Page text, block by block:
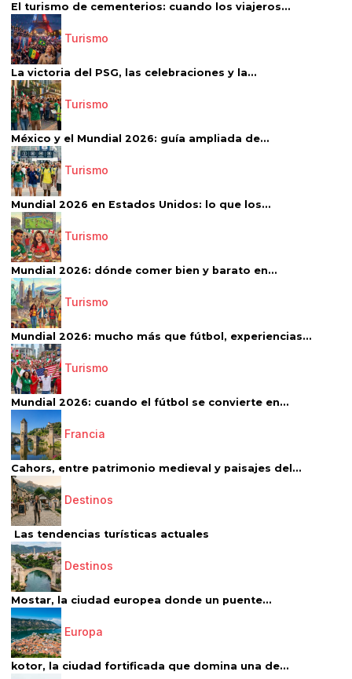
El turismo de cementerios: cuando los viajeros...
Turismo
La victoria del PSG, las celebraciones y la...
Turismo
México y el Mundial 2026: guía ampliada de...
Turismo
Mundial 2026 en Estados Unidos: lo que los...
Turismo
Mundial 2026: dónde comer bien y barato en...
Turismo
Mundial 2026: mucho más que fútbol, experiencias...
Turismo
Mundial 2026: cuando el fútbol se convierte en...
Francia
Cahors, entre patrimonio medieval y paisajes del...
Destinos
Las tendencias turísticas actuales
Destinos
Mostar, la ciudad europea donde un puente...
Europa
kotor, la ciudad fortificada que domina una de...